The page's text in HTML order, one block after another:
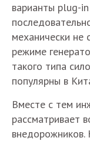
варианты plug-
механически не
режиме
такого типа
популярны в
Вместе с тем
рассматривает